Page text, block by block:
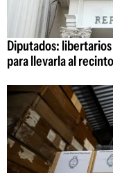
Diputados:
para llevarla al